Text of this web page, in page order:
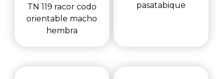
TN 119 racor codo
orientable macho
hembra
pasatabique